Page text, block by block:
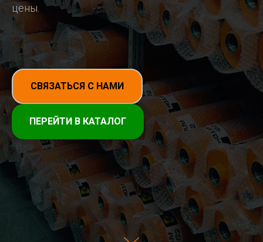
цены.
СВЯЗАТЬСЯ С НАМИ
ПЕРЕЙТИ В КАТАЛОГ